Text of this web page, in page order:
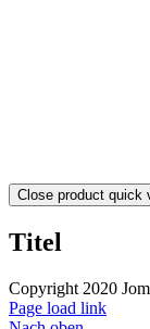
Close product quick
Titel
Copyright 2020
Page load link